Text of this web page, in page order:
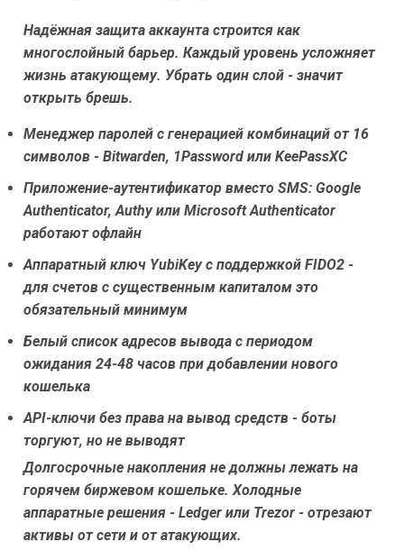
Надёжная защита аккаунта строится как
многослойный барьер. Каждый уровень усложняет
жизнь атакующему. Убрать один слой - значит
открыть брешь.
Менеджер паролей с генерацией комбинаций от 16
символов - Bitwarden, 1Password или KeePassXC
Приложение-аутентификатор вместо SMS: Google
Authenticator, Authy или Microsoft Authenticator
работают офлайн
Аппаратный ключ YubiKey с поддержкой FIDO2 -
для счетов с существенным капиталом это
обязательный минимум
Белый список адресов вывода с периодом
ожидания 24-48 часов при добавлении нового
кошелька
API-ключи без права на вывод средств - боты
торгуют, но не выводят
Долгосрочные накопления не должны лежать на
горячем биржевом кошельке. Холодные
аппаратные решения - Ledger или Trezor - отрезают
активы от сети и от атакующих.